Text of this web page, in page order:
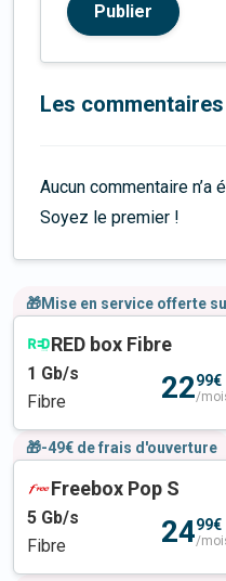
Publier
Les commentaires
Aucun commentaire
Soyez le premier !
🎁Mise en service offerte
RED box Fibre
1 Gb/s
Fibre
2299€
/
🎁-49€ de frais d'ouverture
Freebox Pop S
5 Gb/s
Fibre
2499€
/